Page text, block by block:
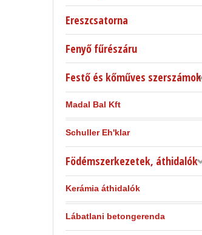
Ereszcsatorna
Fenyő fűrészáru
Festő és kőműves szerszámok
Madal Bal Kft
Schuller Eh'klar
Födémszerkezetek, áthidalók
Kerámia áthidalók
Lábatlani betongerenda